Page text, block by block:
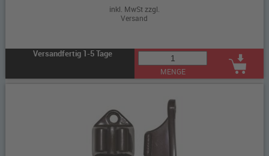
inkl. MwSt zzgl.
Versand
Versandfertig 1-5 Tage
MENGE